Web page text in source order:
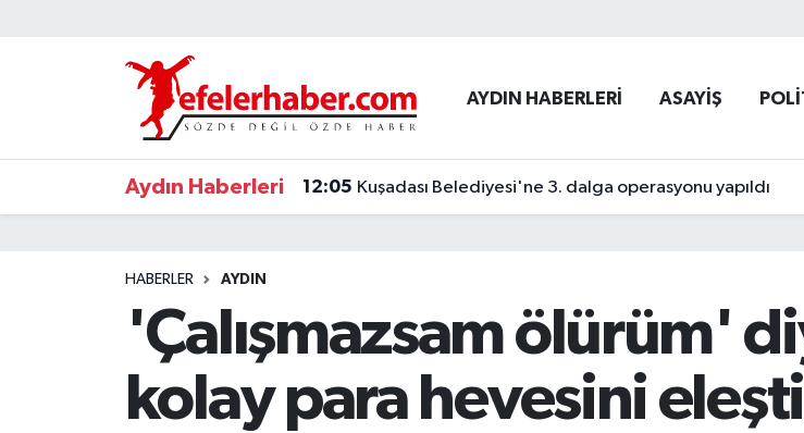
AYDIN HABERLERİ ASAYİŞ
Aydın Haberleri 12:05 Kuşadası Belediyesi'ne 3. dalga operasyonu yapıldı
HABERLER AYDIN
'Çalışmazsam ölürüm'
kolay para hevesini
Nöbetçi Eczaneler
Hava Durumu
Aydin Namaz Vakitleri
Süper Lig Puan Durumu ve Fikstür
Tüm Manşetler
Son Dakika Haberleri